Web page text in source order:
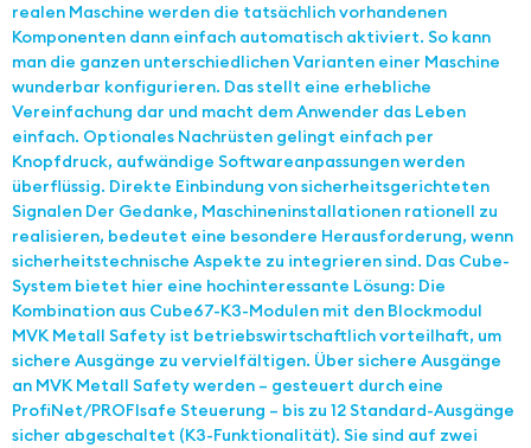
realen Maschine werden die tatsächlich vorhandenen
Komponenten dann einfach automatisch aktiviert. So kann
man die ganzen unterschiedlichen Varianten einer Maschine
wunderbar konfigurieren. Das stellt eine erhebliche
Vereinfachung dar und macht dem Anwender das Leben
einfach. Optionales Nachrüsten gelingt einfach per
Knopfdruck, aufwändige Softwareanpassungen werden
überflüssig. Direkte Einbindung von sicherheitsgerichteten
Signalen Der Gedanke, Maschineninstallationen rationell zu
realisieren, bedeutet eine besondere Herausforderung, wenn
sicherheitstechnische Aspekte zu integrieren sind. Das Cube-
System bietet hier eine hochinteressante Lösung: Die
Kombination aus Cube67-K3-Modulen mit den Blockmodul
MVK Metall Safety ist betriebswirtschaftlich vorteilhaft, um
sichere Ausgänge zu vervielfältigen. Über sichere Ausgänge
an MVK Metall Safety werden – gesteuert durch eine
ProfiNet/PROFIsafe Steuerung – bis zu 12 Standard-Ausgänge
sicher abgeschaltet (K3-Funktionalität). Sie sind auf zwei